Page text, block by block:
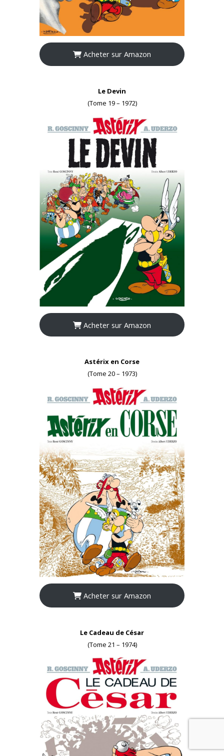
Acheter sur Amazon
Le Devin
(Tome 19 – 1972)
Acheter sur Amazon
Astérix en Corse
(Tome 20 – 1973)
Acheter sur Amazon
Le Cadeau de César
(Tome 21 – 1974)